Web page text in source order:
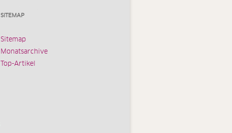
SITEMAP
Sitemap
Monatsarchive
Top-Artikel